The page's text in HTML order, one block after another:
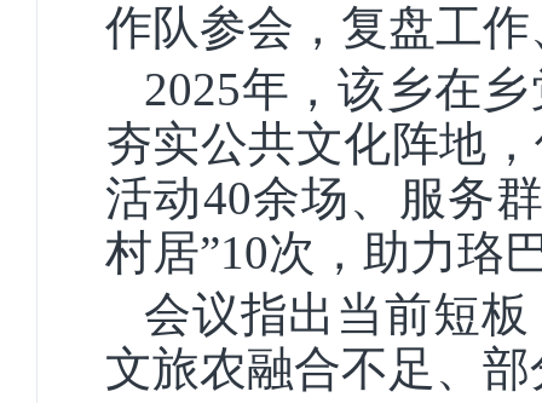
作队参会，复盘工
2025年，该乡在
夯实公共文化阵地
活动40余场、服务
村居”10次，助力珞
会议指出当前短
文旅农融合不足、